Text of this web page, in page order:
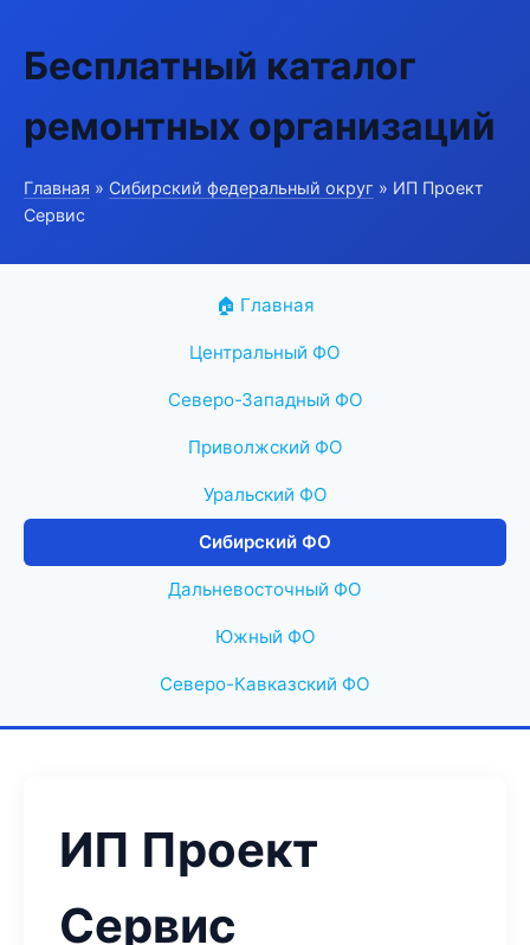
Бесплатный каталог
ремонтных организаций
Главная » Сибирский федеральный округ » ИП Проект
Сервис
🏠 Главная
Центральный ФО
Северо-Западный ФО
Приволжский ФО
Уральский ФО
Сибирский ФО
Дальневосточный ФО
Южный ФО
Северо-Кавказский ФО
ИП Проект
Сервис